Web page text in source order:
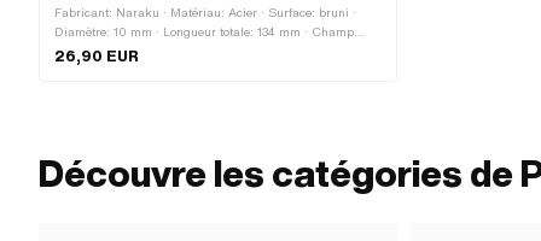
Fabricant: Naraku · Matériau: Acier · Surface: bruni ·
Diamètre: 10 mm · Longueur totale: 134 mm · Champ
d'application: Outil de (dé)montage · Ø de la tige: 4.5
26,90 EUR
Découvre les catégories de